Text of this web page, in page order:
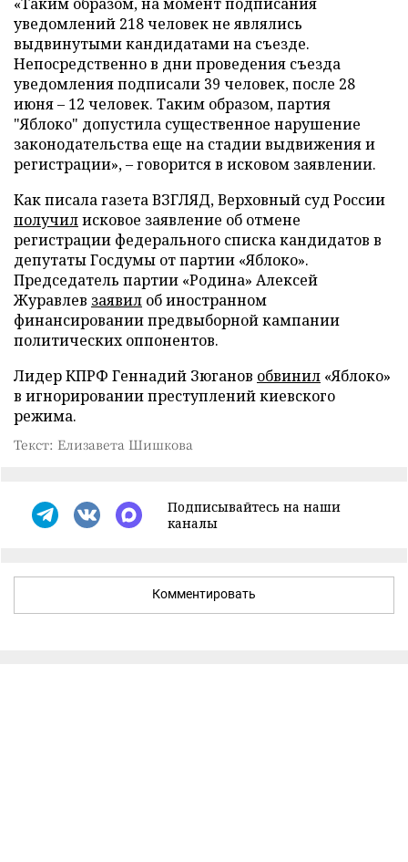
уведомлений 218 человек не являлись
выдвинутыми кандидатами на съезде.
Непосредственно в дни проведения съезда
уведомления подписали 39 человек, после 28
июня – 12 человек. Таким образом, партия
"Яблоко" допустила существенное нарушение
законодательства еще на стадии выдвижения и
регистрации», – говорится в исковом заявлении.
Как писала газета ВЗГЛЯД, Верховный суд России
получилисковое заявление об отмене
регистрации федерального списка кандидатов в
депутаты Госдумы от партии «Яблоко».
Председатель партии «Родина» Алексей
Журавлев заявил об иностранном
финансировании предвыборной кампании
политических оппонентов.
Лидер КПРФ Геннадий Зюганов обвинил «Яблоко»
в игнорировании преступлений киевского
режима.
Текст: Елизавета Шишкова
Подписывайтесь на наши
каналы
Комментировать